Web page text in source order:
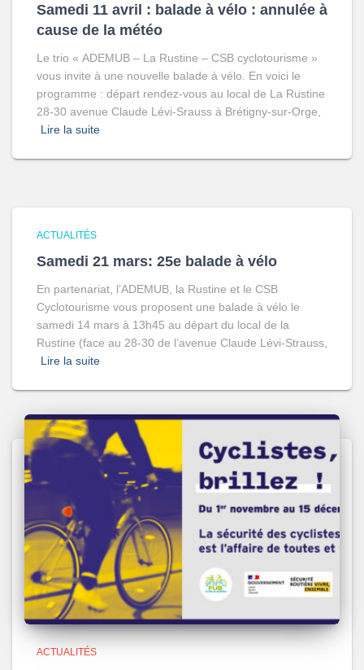
Samedi 11 avril : balade à vélo : annulée à
cause de la météo
Le trio « ADEMUB – La Rustine – CSB cyclotourisme »
vous invite à une nouvelle balade à vélo. En voici le
programme : départ rendez-vous au local de La Rustine
28-30 avenue Claude Lévi-Srauss à Brétigny-sur-Orge,
Lire la suite
ACTUALITÉS
Samedi 21 mars: 25e balade à vélo
En partenariat, l’ADEMUB, la Rustine et le CSB
Cyclotourisme vous proposent une balade à vélo le
samedi 14 mars à 13h45 au départ du local de la
Rustine (face au 28-30 de l’avenue Claude Lévi-Strauss,
Lire la suite
ACTUALITÉS